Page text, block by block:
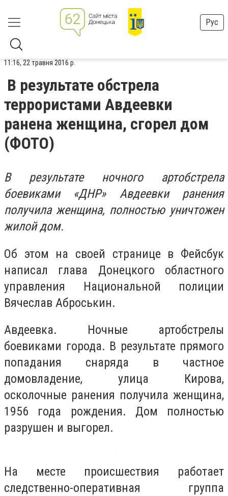
Рус
11:16, 22 травня 2016 р.
В результате обстрела
террористами Авдеевки
ранена женщина, сгорел дом
(ФОТО)
В результате ночного артобстрела
боевиками «ДНР» Авдеевки ранения
получила женщина, полностью уничтожен
жилой дом.
Об этом на своей странице в Фейсбук
написал глава Донецкого областного
управления Национальной полиции
Вячеслав Аброськин.
Авдеевка. Ночные артобстрелы
боевиками города. В результате прямого
попадания снаряда в частное
домовладение, улица Кирова,
осколочные ранения получила женщина,
1956 года рождения. Дом полностью
разрушен и выгорел.
На месте происшествия работает
следственно-оперативная группа